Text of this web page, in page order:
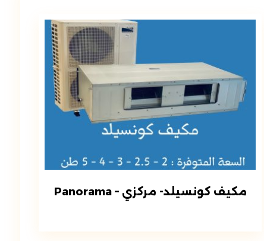
مكيف كونسيلد- مركزي – Panorama